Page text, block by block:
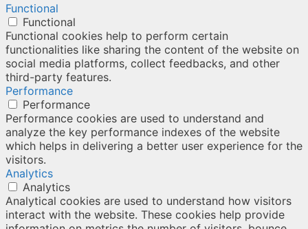
Functional
Functional
Functional cookies help to perform certain
functionalities like sharing the content of the website on
social media platforms, collect feedbacks, and other
third-party features.
Performance
Performance
Performance cookies are used to understand and
analyze the key performance indexes of the website
which helps in delivering a better user experience for the
visitors.
Analytics
Analytics
Analytical cookies are used to understand how visitors
interact with the website. These cookies help provide